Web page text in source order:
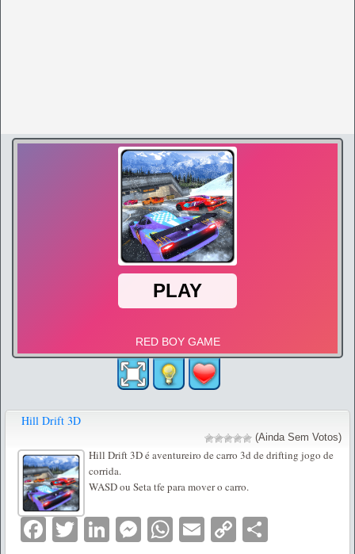
Hill Drift 3D
(Ainda Sem Votos)
Hill Drift 3D é aventureiro de carro 3d de drifting jogo de
corrida.
WASD ou Seta tfe para mover o carro.
Facebook
TwitterLinkedIn
Messenger
WhatsApp
EmailCopy